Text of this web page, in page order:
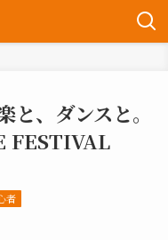
と、ダンスと。
者